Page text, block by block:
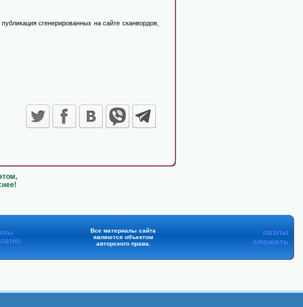
сгенерированных на сайте сканвордов,
Все материалы сайта
являются объектом
авторского права.
пазлы
сложить